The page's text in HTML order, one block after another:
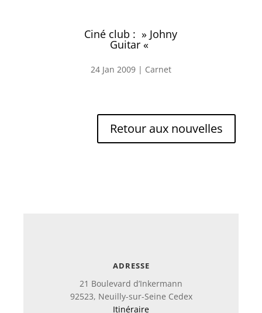
Ciné club : » Johny
Guitar «
24 Jan 2009| Carnet
Retour aux nouvelles
ADRESSE
21 Boulevard d’Inkermann
92523, Neuilly-sur-Seine Cedex
Itinéraire